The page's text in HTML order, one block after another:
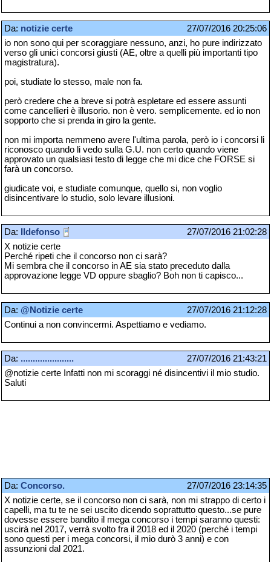
Da: notizie certe
27/07/2016 20:25:06
io non sono qui per scoraggiare nessuno, anzi, ho pure indirizzato
verso gli unici concorsi giusti (AE, oltre a quelli più importanti tipo
magistratura).
poi, studiate lo stesso, male non fa.
però credere che a breve si potrà espletare ed essere assunti
come cancellieri è illusorio. non è vero. semplicemente. ed io non
sopporto che si prenda in giro la gente.
non mi importa nemmeno avere l'ultima parola, però io i concorsi li
riconosco quando li vedo sulla G.U. non certo quando viene
approvato un qualsiasi testo di legge che mi dice che FORSE si
farà un concorso.
giudicate voi, e studiate comunque, quello si, non voglio
disincentivare lo studio, solo levare illusioni.
Da: Ildefonso
27/07/2016 21:02:28
X notizie certe
Perché ripeti che il concorso non ci sarà?
Mi sembra che il concorso in AE sia stato preceduto dalla
approvazione legge VD oppure sbaglio? Boh non ti capisco...
Da: @Notizie certe
27/07/2016 21:12:28
Continui a non convincermi. Aspettiamo e vediamo.
Da: ......................
27/07/2016 21:43:21
@notizie certe Infatti non mi scoraggi né disincentivi il mio studio.
Saluti
Da: Concorso.
27/07/2016 23:14:35
X notizie certe, se il concorso non ci sarà, non mi strappo di certo i
capelli, ma tu te ne sei uscito dicendo soprattutto questo...se pure
dovesse essere bandito il mega concorso i tempi saranno questi:
uscirà nel 2017, verrà svolto fra il 2018 ed il 2020 (perché i tempi
sono questi per i mega concorsi, il mio durò 3 anni) e con
assunzioni dal 2021.